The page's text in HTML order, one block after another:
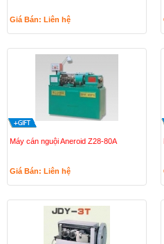
Giá Bán: Liên hệ
Máy cán nguội Aneroid Z28-80A
Giá Bán: Liên hệ